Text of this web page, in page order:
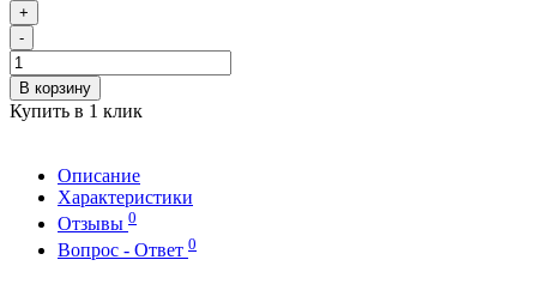
+
-
В корзину
Купить в 1 клик
Описание
Характеристики
Отзывы 0
Вопрос - Ответ 0